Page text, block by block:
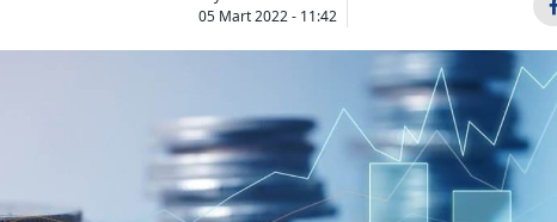
05 Mart 2022 - 11:42